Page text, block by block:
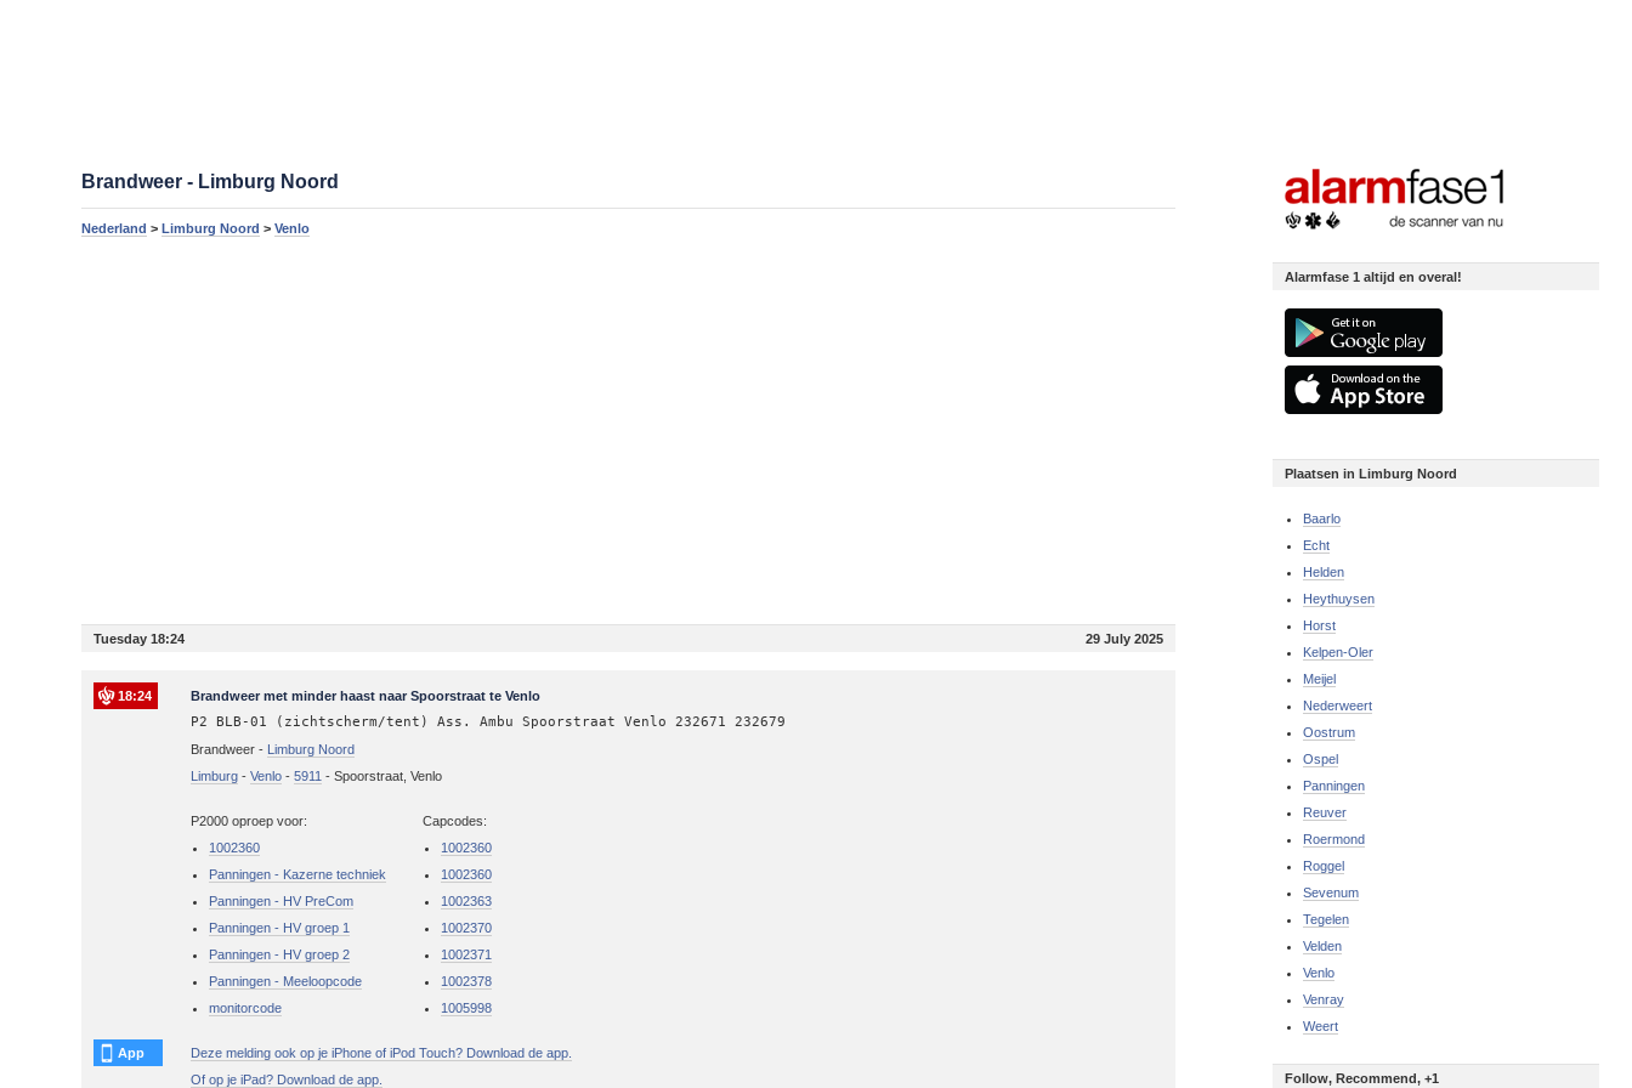
Brandweer - Limburg Noord
Nederland >Limburg Noord >Venlo
Tuesday 18:24 29 July 2025
18:24 Brandweer met minder haast naar Spoorstraat te Venlo
P2 BLB-01 (zichtscherm/tent) Ass. Ambu Spoorstraat Venlo 232671 232679
Brandweer - Limburg Noord
Limburg -Venlo -5911 -Spoorstraat, Venlo
P2000 oproep voor:
1002360
Panningen - Kazerne techniek
Panningen - HV PreCom
Panningen - HV groep 1
Panningen - HV groep 2
Panningen - Meeloopcode
monitorcode
Capcodes:
1002360
1002360
1002363
1002370
1002371
1002378
1005998
App
Deze melding ook op je iPhone of iPod Touch? Download de app.
Of op je iPad? Download de app.
Alarmfase 1 altijd en overal!
Plaatsen in Limburg Noord
Baarlo
Echt
Helden
Heythuysen
Horst
Kelpen-Oler
Meijel
Nederweert
Oostrum
Ospel
Panningen
Reuver
Roermond
Roggel
Sevenum
Tegelen
Velden
Venlo
Venray
Weert
Follow, Recommend, +1